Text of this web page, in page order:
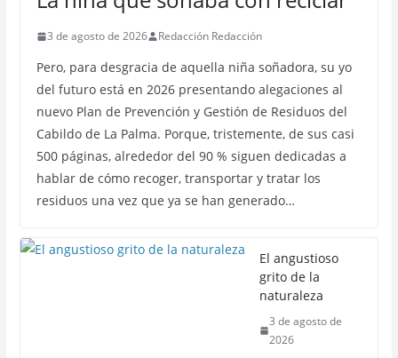
3 de agosto de 2026 Redacción Redacción
Pero, para desgracia de aquella niña soñadora, su yo
del futuro está en 2026 presentando alegaciones al
nuevo Plan de Prevención y Gestión de Residuos del
Cabildo de La Palma. Porque, tristemente, de sus casi
500 páginas, alrededor del 90 % siguen dedicadas a
hablar de cómo recoger, transportar y tratar los
residuos una vez que ya se han generado…
El angustioso
grito de la
naturaleza
3 de agosto de
2026